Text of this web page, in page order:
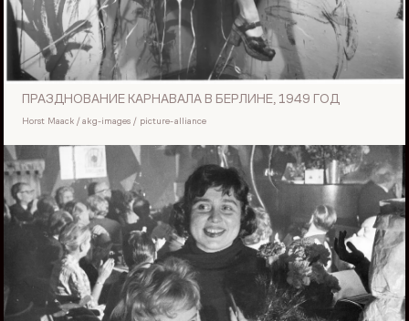
ПРАЗДНОВАНИЕ КАРНАВАЛА В БЕРЛИНЕ, 1949 ГОД
Horst Maack / akg-images / picture-alliance